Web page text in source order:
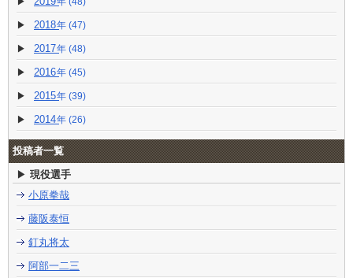
2018 (47)
2017 (48)
2016 (45)
2015 (39)
2014 (26)
投稿者一覧
現役選手
小原拳哉
藤阪泰恒
釘丸将太
阿部一二三